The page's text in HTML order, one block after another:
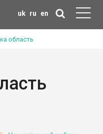
uk ru en
область